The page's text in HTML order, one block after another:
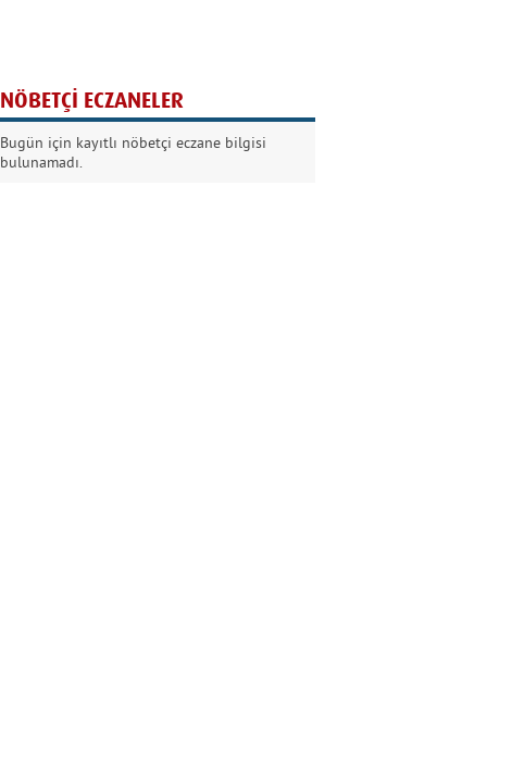
Kurban Bayramında
Dikkat!
NÖBETÇİ ECZANELER
Bugün için kayıtlı nöbetçi eczane bilgisi
bulunamadı.